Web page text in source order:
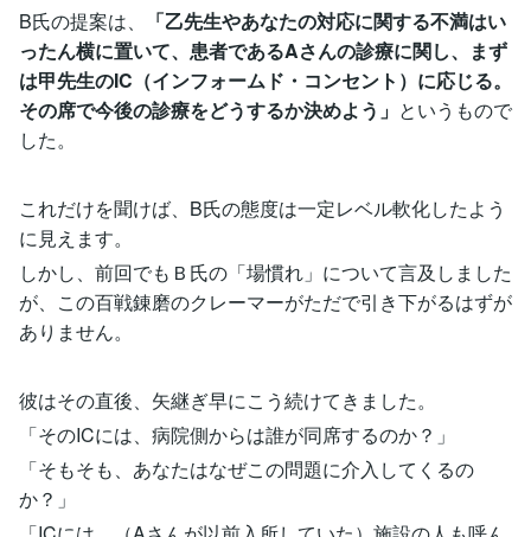
B氏の提案は、
「乙先生やあなたの対応に関する不満はい
ったん横に置いて、患者であるAさんの診療に関し、まず
は甲先生のIC（インフォームド・コンセント）に応じる。
その席で今後の診療をどうするか決めよう」 というもので
した。
これだけを聞けば、B氏の態度は一定レベル軟化したよう
に見えます。
しかし、前回でもＢ氏の「場慣れ」について言及しました
が、この百戦錬磨のクレーマーがただで引き下がるはずが
ありません。
彼はその直後、矢継ぎ早にこう続けてきました。
「そのICには、病院側からは誰が同席するのか？」
「そもそも、あなたはなぜこの問題に介入してくるの
か？」